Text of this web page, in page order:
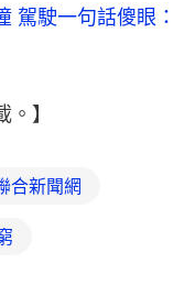
駕駛一句話傻眼：
。】
合新聞網